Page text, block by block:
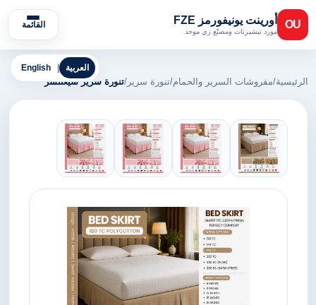
OU أورينت يونيفورمز FZE
مورد تيشيرتات ومصنّع زي موحد
القائمة
English العربية
الرئيسية/مفروشات السرير والحمام/تنورة سرير /تنورة سرير سيغنتشر